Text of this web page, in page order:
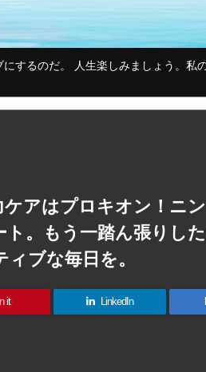
するのだ。 人生楽しみましょう。私
ケアはプロキオン！ニ
。もう一踏ん張りし
ブな毎日を。
it LinkedIn